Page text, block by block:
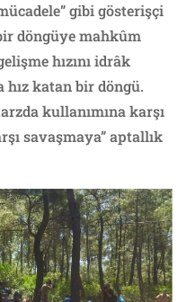
gibi gösterişçi
döngüye mahkûm
hızını idrâk
hız katan bir döngü.
kullanımına karşı
savaşmaya” aptallık